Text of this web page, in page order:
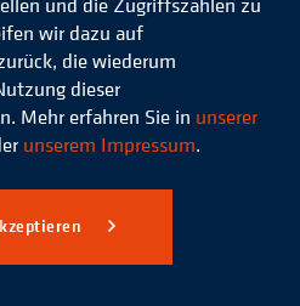
Das
NSI
auf
Instagram
Das
Xing
kommunale
Impressum
wir dazu auf
die wiederum
dieser
Mehr erfahren Sie in unserer
unserem Impressum.